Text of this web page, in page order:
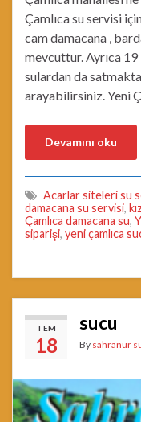
Çamlıca su servisi
cam damacana ,
mevcuttur. Ayrıca
sulardan da
arayabilirsiniz. Yeni
Devamını oku
Acarlar siteleri su
damacana su servisi,
Çamlıca damacana su,
siparişi, yeni çamlıca
TEM
18
sucu
By sahranur